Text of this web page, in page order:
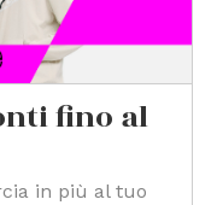
fino al
in più al tuo